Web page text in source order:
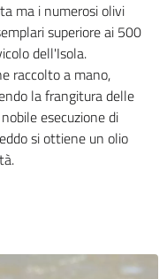
ma i numerosi olivi
superiore ai 500
dell'Isola.
raccolto a mano,
la frangitura delle
esecuzione di
si ottiene un olio